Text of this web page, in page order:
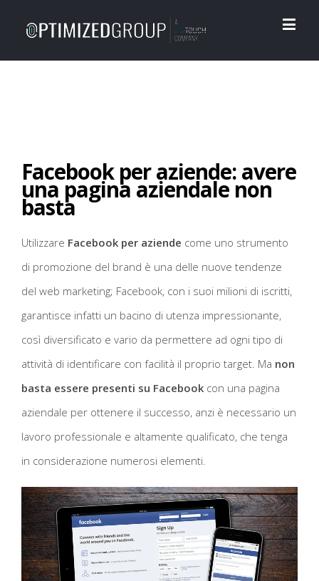
Facebook per aziende: avere
una pagina aziendale non
basta
Utilizzare Facebook per aziende come uno strumento
di promozione del brand è una delle nuove tendenze
del web marketing; Facebook, con i suoi milioni di iscritti,
garantisce infatti un bacino di utenza impressionante,
così diversificato e vario da permettere ad ogni tipo di
attività di identificare con facilità il proprio target. Ma non
basta essere presenti su Facebook con una pagina
aziendale per ottenere il successo, anzi è necessario un
lavoro professionale e altamente qualificato, che tenga
in considerazione numerosi elementi.